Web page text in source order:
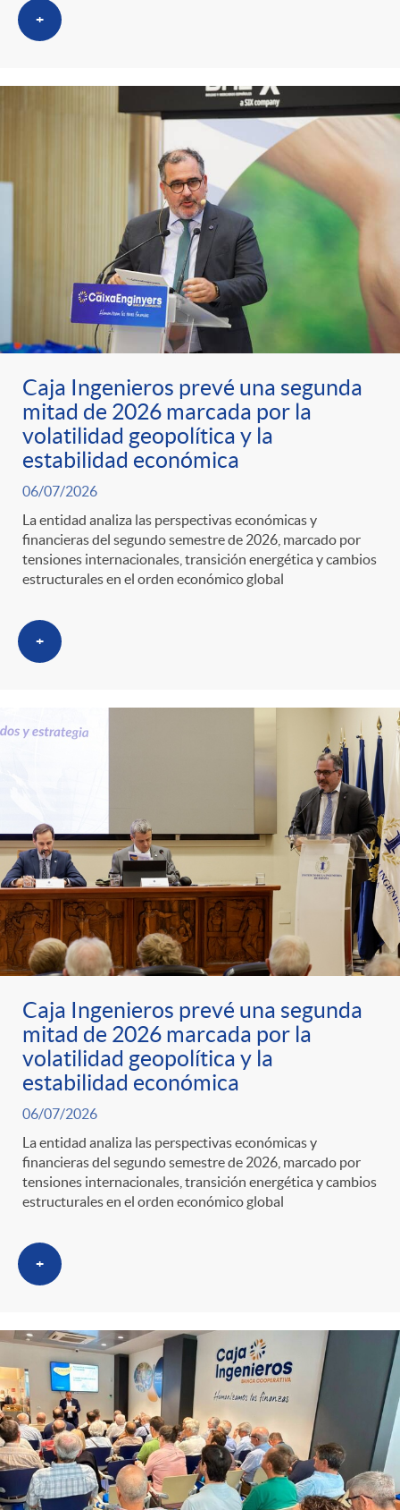
+
Caja Ingenieros prevé una segunda
mitad de 2026 marcada por la
volatilidad geopolítica y la
estabilidad económica
06/07/2026
La entidad analiza las perspectivas económicas y
financieras del segundo semestre de 2026, marcado por
tensiones internacionales, transición energética y cambios
estructurales en el orden económico global
+
Caja Ingenieros prevé una segunda
mitad de 2026 marcada por la
volatilidad geopolítica y la
estabilidad económica
06/07/2026
La entidad analiza las perspectivas económicas y
financieras del segundo semestre de 2026, marcado por
tensiones internacionales, transición energética y cambios
estructurales en el orden económico global
+